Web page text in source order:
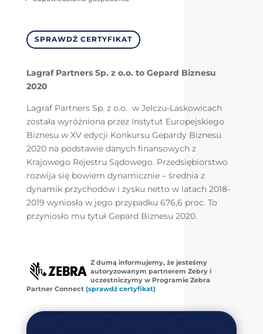
SPRAWDŹ CERTYFIKAT
Lagraf Partners Sp. z o.o. to Gepard Biznesu
2020
Lagraf Partners Sp. z o.o. w Jelczu-Laskowicach
została wyróżniona przez Instytut Europejskiego
Biznesu w XV edycji Konkursu Gepardy Biznesu
2020 na podstawie danych finansowych z
Krajowego Rejestru Sądowego. Przedsiębiorstwo
rozwija się bowiem dynamicznie – średnia z
dynamik przychodów i zysku netto w latach 2018-
2019 wyniosła w jego przypadku 676,6 proc. To
przyniosło mu tytuł Gepard Biznesu 2020.
Z dumą informujemy, że jesteśmy
autoryzowanym partnerem Zebry i
uczestniczymy w Programie Zebra
Partner Connect (sprawdź certyfikat)